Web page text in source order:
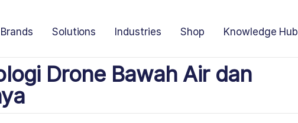
Brands Solutions Industries Shop Knowledge Hub
Drone Bawah Air dan